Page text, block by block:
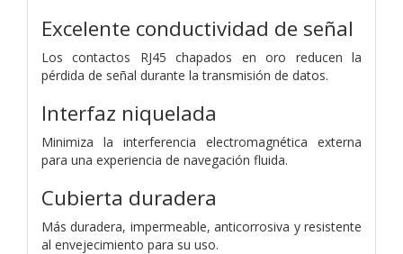
Excelente conductividad de señal
Los contactos RJ45 chapados en oro reducen la
pérdida de señal durante la transmisión de datos.
Interfaz niquelada
Minimiza la interferencia electromagnética externa
para una experiencia de navegación fluida.
Cubierta duradera
Más duradera, impermeable, anticorrosiva y resistente
al envejecimiento para su uso.